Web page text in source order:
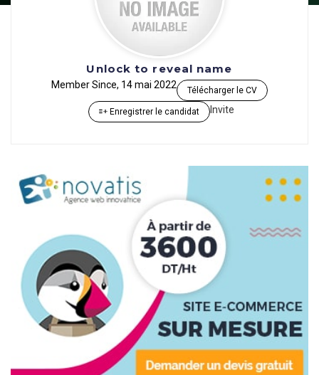
Unlock to reveal name
Member Since, 14 mai 2022 Télécharger le CV
Enregistrer le candidat Invite